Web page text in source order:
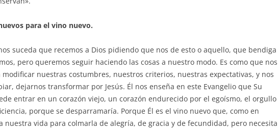
para el vino nuevo.
suceda que recemos a Dios pidiendo que nos de esto o aquello, que bendiga
pero queremos seguir haciendo las cosas a nuestro modo. Es como que nos
modificar nuestras costumbres, nuestros criterios, nuestras expectativas, y nos
dejarnos transformar por Jesús. Él nos enseña en este Evangelio que Su
entrar en un corazón viejo, un corazón endurecido por el egoísmo, el orgullo
porque se desparramaría. Porque Él es el vino nuevo que, como en
nuestra vida para colmarla de alegría, de gracia y de fecundidad, pero necesita